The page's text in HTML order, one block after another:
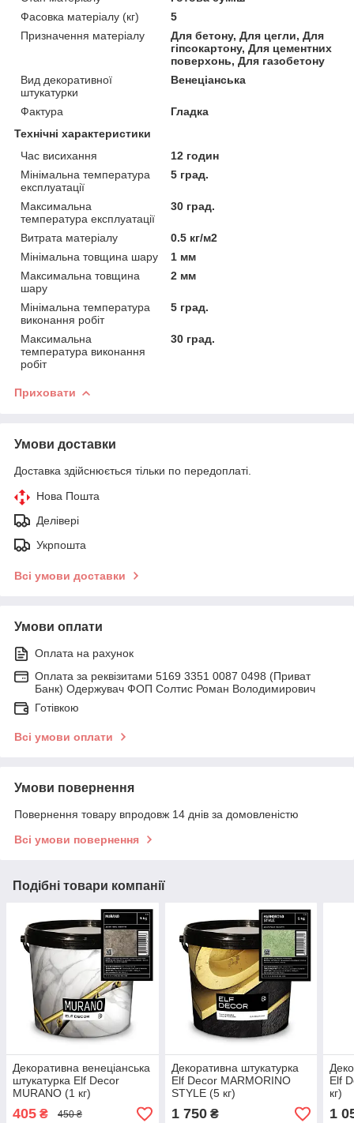
Фасовка матеріалу (кг)
5
Призначення матеріалу
Для бетону, Для цегли, Для
гіпсокартону, Для цементних
поверхонь, Для газобетону
Вид декоративної
штукатурки
Венеціанська
Фактура
Гладка
Технічні характеристики
Час висихання
12 годин
Мінімальна температура
експлуатації
5 град.
Максимальна
температура експлуатації
30 град.
Витрата матеріалу
0.5 кг/м2
Мінімальна товщина шару
1 мм
Максимальна товщина
шару
2 мм
Мінімальна температура
виконання робіт
5 град.
Максимальна
температура виконання
робіт
30 град.
Приховати
Умови доставки
Доставка здійснюється тільки по передоплаті.
Нова Пошта
Делівері
Укрпошта
Всі умови доставки
Умови оплати
Оплата на рахунок
Оплата за реквізитами 5169 3351 0087 0498 (Приват
Банк) Одержувач ФОП Солтис Роман Володимирович
Готівкою
Всі умови оплати
Умови повернення
Повернення товару впродовж 14 днів за домовленістю
Всі умови повернення
Подібні товари компанії
Декоративна венеціанська
штукатyрка Elf Decor
MURANO (1 кг)
405 ₴ 450 ₴
Декоративна штукатyрка
Elf Decor MARMORINO
STYLE (5 кг)
1 750₴
Elf
кг)
1